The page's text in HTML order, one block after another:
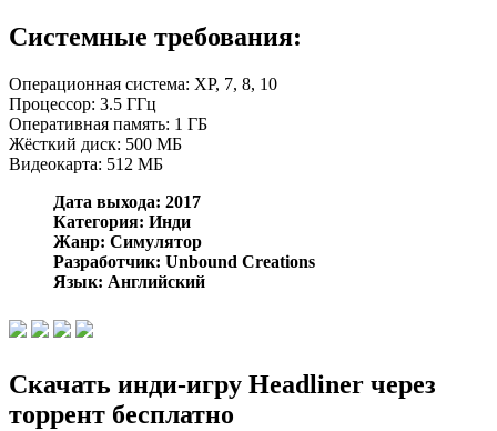
Системные требования:
Операционная система: ХР, 7, 8, 10
Процессор: 3.5 ГГц
Оперативная память: 1 ГБ
Жёсткий диск: 500 МБ
Видеокарта: 512 МБ
Дата выхода: 2017
Категория: Инди
Жанр: Симулятор
Разработчик: Unbound Creations
Язык: Английский
Скачать инди-игру Headliner через
торрент бесплатно